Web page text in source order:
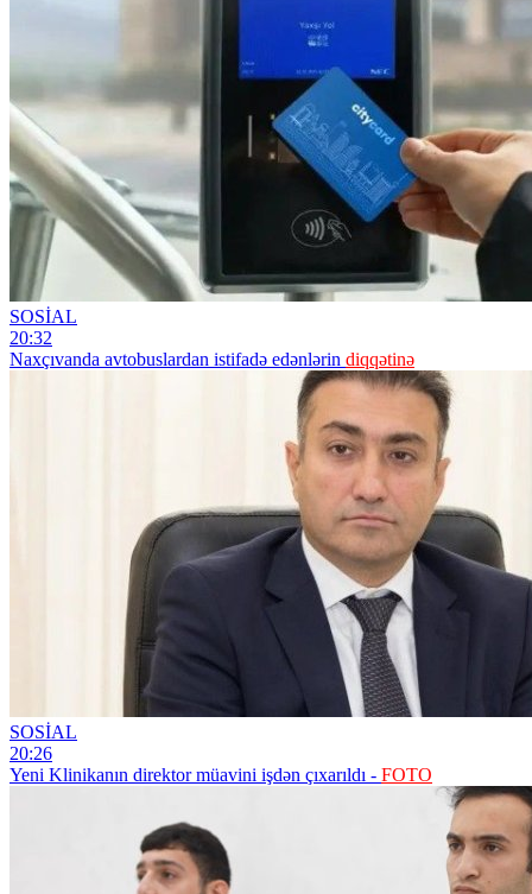
SOSİAL
20:32
Naxçıvanda avtobuslardan istifadə edənlərin diqqətinə
SOSİAL
20:26
Yeni Klinikanın direktor müavini işdən çıxarıldı - FOTO